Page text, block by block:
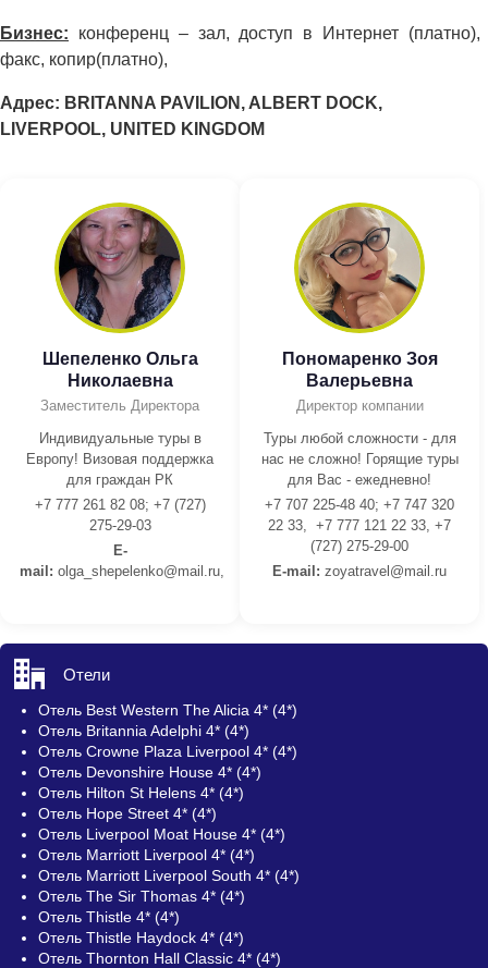
Бизнес: конференц – зал, доступ в Интернет (платно),
факс, копир(платно),
Адрес: BRITANNA PAVILION, ALBERT DOCK,
LIVERPOOL, UNITED KINGDOM
Шепеленко Ольга
Николаевна
Заместитель Директора
Индивидуальные туры в
Европу! Визовая поддержка
для граждан РК
+7 777 261 82 08; +7 (727)
275-29-03
E-
mail: olga_shepelenko@mail.ru,
Пономаренко Зоя
Валерьевна
Директор компании
Туры любой сложности - для
нас не сложно! Горящие туры
для Вас - ежедневно!
+7 707 225-48 40; +7 747 320
22 33, +7 777 121 22 33, +7
(727) 275-29-00
E-mail: zoyatravel@mail.ru
Отели
Отель Best Western The Alicia 4* (4*)
Отель Britannia Adelphi 4* (4*)
Отель Crowne Plaza Liverpool 4* (4*)
Отель Devonshire House 4* (4*)
Отель Hilton St Helens 4* (4*)
Отель Hope Street 4* (4*)
Отель Liverpool Moat House 4* (4*)
Отель Marriott Liverpool 4* (4*)
Отель Marriott Liverpool South 4* (4*)
Отель The Sir Thomas 4* (4*)
Отель Thistle 4* (4*)
Отель Thistle Haydock 4* (4*)
Отель Thornton Hall Classic 4* (4*)